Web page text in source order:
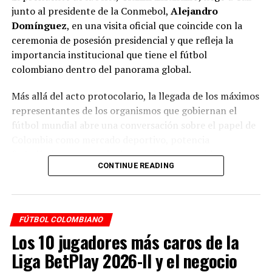
El debut de Colombia en Copa América seráel lunes 24
de junio frente a Paraguay en Houston, Texas (5:00
p.m., hora colombiana). El 28 de junio irán ante Costa
Rica en Glendale y el 2 de julio terminará con Brasil en
Santa Clara.
UP NEXT
Así quedó la Selección Colombia en el nuevo ranking
FIFA
Diego Jiménez
Diego Jiménez periodista deportivo colombiano, locutor y
junto al presidente de la Conmebol, Alejandro
Domínguez, en una visita oficial que coincide con la
ceremonia de posesión presidencial y que refleja la
importancia institucional que tiene el fútbol
colombiano dentro del panorama global.
Más allá del acto protocolario, la llegada de los máximos
representantes de los organismos que gobiernan el
fútbol mundial abre una conversación sobre el papel de
futbolística y escenario de grandes oportunidades
económicas alrededor del deporte.
institucional
Durante la madrugada del viernes 7 de agosto de 2026,
la Federación Colombiana de Fútbol confirmó la llegada
de Gianni Infantino y Alejandro Domínguez al país.
CONTINUE READING
FÚTBOL COLOMBIANO
Los 10 jugadores más caros de la
Liga BetPlay 2026-II y el negocio